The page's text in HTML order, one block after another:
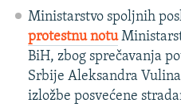
Ministarstvo spoljnih
protestnu notu
BiH, zbog sprečavanja
Srbije Aleksandra
izložbe posvećene